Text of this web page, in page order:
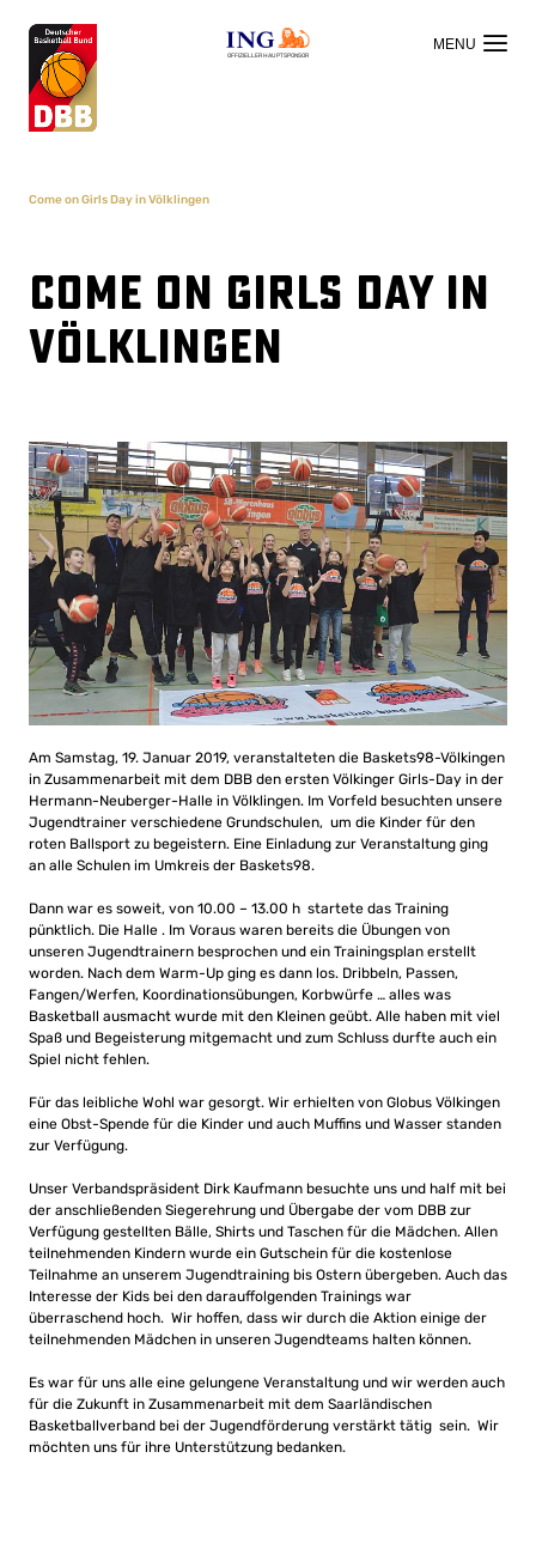
OFFIZIELLER HAUPTSPONSOR
Come on Girls Day in Völklingen
Come on Girls Day in
Völklingen
Am Samstag, 19. Januar 2019, veranstalteten die Baskets98-Völkingen
in Zusammenarbeit mit dem DBB den ersten Völkinger Girls-Day in der
Hermann-Neuberger-Halle in Völklingen. Im Vorfeld besuchten unsere
Jugendtrainer verschiedene Grundschulen, um die Kinder für den
roten Ballsport zu begeistern. Eine Einladung zur Veranstaltung ging
an alle Schulen im Umkreis der Baskets98.
Dann war es soweit, von 10.00 – 13.00 h startete das Training
pünktlich. Die Halle . Im Voraus waren bereits die Übungen von
unseren Jugendtrainern besprochen und ein Trainingsplan erstellt
worden. Nach dem Warm-Up ging es dann los. Dribbeln, Passen,
Fangen/Werfen, Koordinationsübungen, Korbwürfe … alles was
Basketball ausmacht wurde mit den Kleinen geübt. Alle haben mit viel
Spaß und Begeisterung mitgemacht und zum Schluss durfte auch ein
Spiel nicht fehlen.
Für das leibliche Wohl war gesorgt. Wir erhielten von Globus Völkingen
eine Obst-Spende für die Kinder und auch Muffins und Wasser standen
zur Verfügung.
Unser Verbandspräsident Dirk Kaufmann besuchte uns und half mit bei
der anschließenden Siegerehrung und Übergabe der vom DBB zur
Verfügung gestellten Bälle, Shirts und Taschen für die Mädchen. Allen
teilnehmenden Kindern wurde ein Gutschein für die kostenlose
Teilnahme an unserem Jugendtraining bis Ostern übergeben. Auch das
Interesse der Kids bei den darauffolgenden Trainings war
überraschend hoch. Wir hoffen, dass wir durch die Aktion einige der
teilnehmenden Mädchen in unseren Jugendteams halten können.
Es war für uns alle eine gelungene Veranstaltung und wir werden auch
für die Zukunft in Zusammenarbeit mit dem Saarländischen
Basketballverband bei der Jugendförderung verstärkt tätig sein. Wir
möchten uns für ihre Unterstützung bedanken.